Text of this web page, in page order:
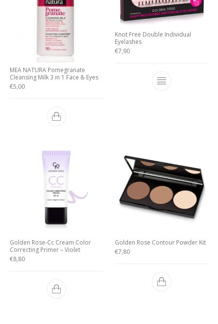
MEA NATURA Pomegranate
Cleansing Milk 3 in 1 Face & Eyes
€5,00
Knot Free Double Individual
Eyelashes
€7,90
Golden Rose-Cc Cream Color
Correcting Primer – Violet
€8,80
Golden Rose Contour Powder Kit
€7,80